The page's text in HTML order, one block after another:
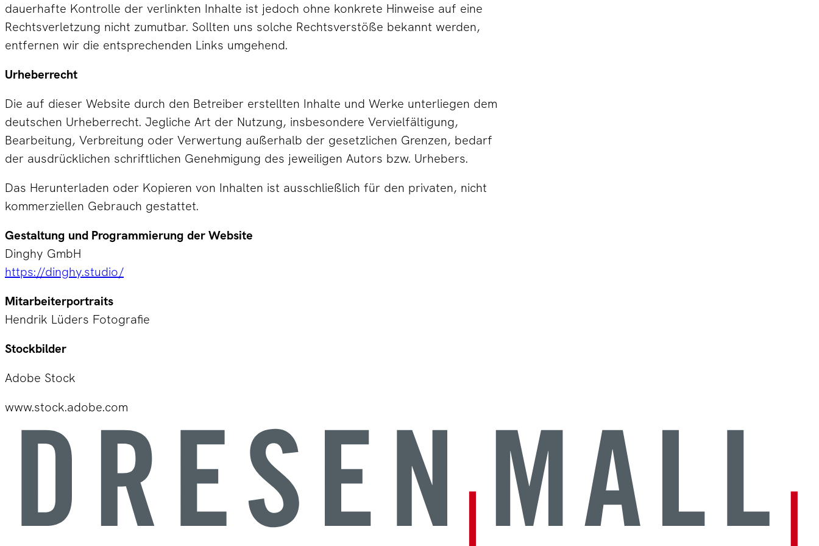
dauerhafte Kontrolle der verlinkten Inhalte ist jedoch ohne konkrete Hinweise auf eine
Rechtsverletzung nicht zumutbar. Sollten uns solche Rechtsverstöße bekannt werden,
entfernen wir die entsprechenden Links umgehend.
Urheberrecht
Die auf dieser Website durch den Betreiber erstellten Inhalte und Werke unterliegen dem
deutschen Urheberrecht. Jegliche Art der Nutzung, insbesondere Vervielfältigung,
Bearbeitung, Verbreitung oder Verwertung außerhalb der gesetzlichen Grenzen, bedarf
der ausdrücklichen schriftlichen Genehmigung des jeweiligen Autors bzw. Urhebers.
Das Herunterladen oder Kopieren von Inhalten ist ausschließlich für den privaten, nicht
kommerziellen Gebrauch gestattet.
Gestaltung und Programmierung der Website
Dinghy GmbH
https://dinghy.studio/
Mitarbeiterportraits
Hendrik Lüders Fotografie
Stockbilder
Adobe Stock
www.stock.adobe.com